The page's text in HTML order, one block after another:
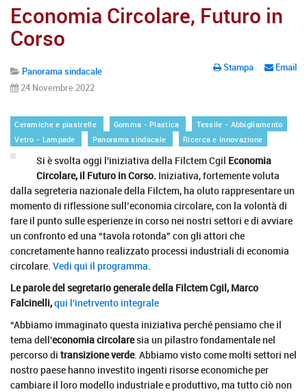
Economia Circolare, Futuro in
Corso
Stampa Email
Panorama sindacale
24 Novembre 2022
Ceramiche e piastrelle Gomma - Plastica
Tessile - Abbigliamento
Vetro - Lampade
Panorama sindacale Ricerca e innovazione
Si è svolta oggi l'iniziativa della Filctem Cgil Economia
Circolare, il Futuro in Corso. Iniziativa, fortemente voluta
dalla segreteria nazionale della Filctem, ha oluto rappresentare un
momento di riflessione sull’economia circolare, con la volontà di
fare il punto sulle esperienze in corso nei nostri settori e di avviare
un confronto ed una “tavola rotonda” con gli attori che
concretamente hanno realizzato processi industriali di economia
circolare. Vedi qui il programma
Le parole del segretario generale della Filctem Cgil, Marco
Falcinelli,qui l'inetrvento integrale
“Abbiamo immaginato questa iniziativa perché pensiamo che il
tema dell'economia circolaresia un pilastro fondamentale nel
percorso di transizione verde. Abbiamo visto come molti settori nel
nostro paese hanno investito ingenti risorse economiche per
cambiare il loro modello industriale e produttivo, ma tutto ciò non